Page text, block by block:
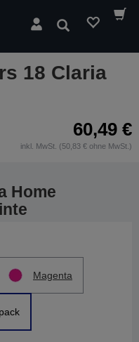
Suchen
18 Claria
60,49 €
inkl. MwSt. (50,83 € ohne MwSt.)
Home
Magenta